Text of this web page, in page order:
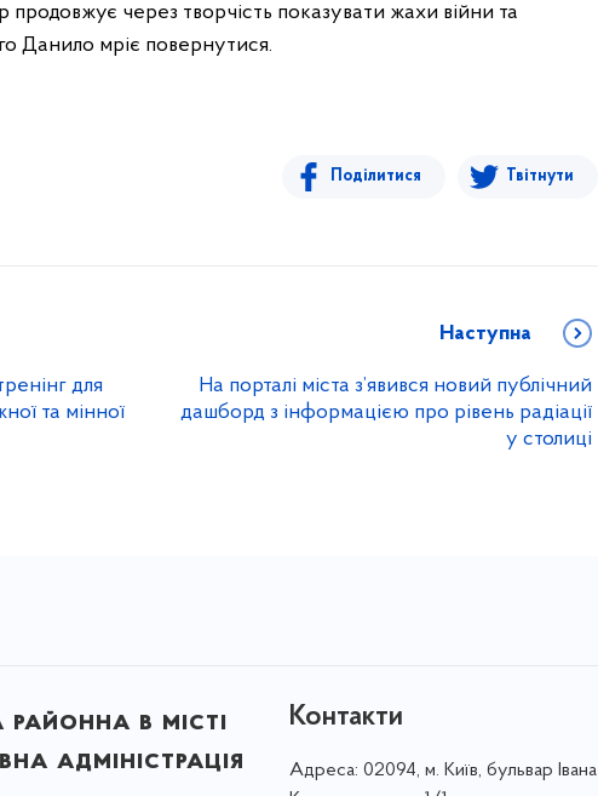
через творчість показувати жахи війни та
Данило мріє повернутися.
Поділитися Твітнути
для
та мінної
Наступна
На порталі міста з’явився новий публічний
дашборд з інформацією про рівень радіації
у столиці
в місті
адміністрація
Контакти
Адреса: 02094, м. Київ, бульвар Івана